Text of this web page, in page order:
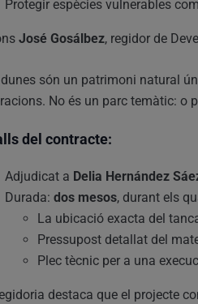
Protegir espècies vulnerables
José Gosálbez, regidor de
dunes són un patrimoni natural
No és un parc temàtic: o
del contracte:
Adjudicat a Delia Hernández
Durada: dos mesos, durant els
La ubicació exacta del
Pressupost detallat del
Plec tècnic per a una
destaca que el projecte